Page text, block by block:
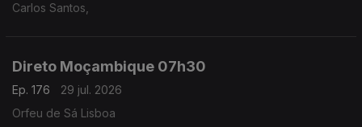
Carlos Santos,
Direto Moçambique 07h30
Ep. 176
29 jul. 2026
Orfeu de Sá Lisboa